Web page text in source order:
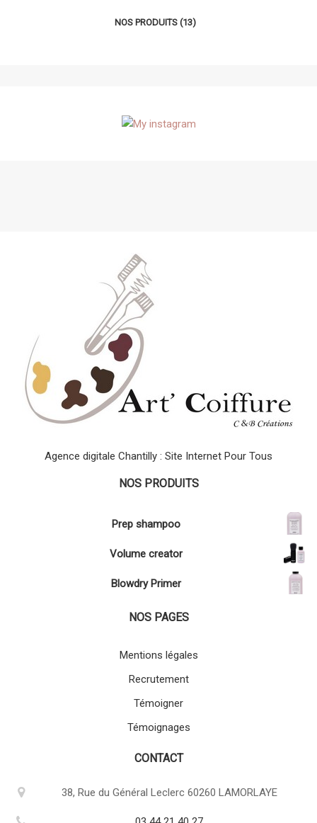
NOS PRODUITS(13)
Agence digitale Chantilly : Site Internet Pour Tous
NOS PRODUITS
Prep shampoo
Volume creator
Blowdry Primer
NOS PAGES
Mentions légales
Recrutement
Témoigner
Témoignages
CONTACT
38, Rue du Général Leclerc 60260 LAMORLAYE